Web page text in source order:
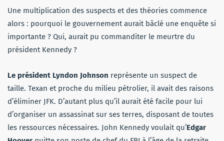
Une multiplication des suspects et des théories commence
alors : pourquoi le gouvernement aurait bâclé une enquête si
importante ? Qui, aurait pu commanditer le meurtre du
président Kennedy ?
Le président Lyndon Johnson représente un suspect de
taille. Texan et proche du milieu pétrolier, il avait des raisons
d’éliminer JFK. D’autant plus qu’il aurait été facile pour lui
d’organiser un assassinat sur ses terres, disposant de toutes
les ressources nécessaires. John Kennedy voulait qu’Edgar